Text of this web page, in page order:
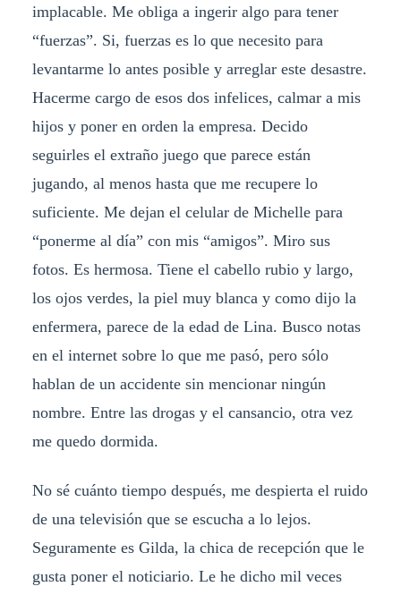
implacable. Me obliga a ingerir algo para tener
“fuerzas”. Si, fuerzas es lo que necesito para
levantarme lo antes posible y arreglar este desastre.
Hacerme cargo de esos dos infelices, calmar a mis
hijos y poner en orden la empresa. Decido
seguirles el extraño juego que parece están
jugando, al menos hasta que me recupere lo
suficiente. Me dejan el celular de Michelle para
“ponerme al día” con mis “amigos”. Miro sus
fotos. Es hermosa. Tiene el cabello rubio y largo,
los ojos verdes, la piel muy blanca y como dijo la
enfermera, parece de la edad de Lina. Busco notas
en el internet sobre lo que me pasó, pero sólo
hablan de un accidente sin mencionar ningún
nombre. Entre las drogas y el cansancio, otra vez
me quedo dormida.
No sé cuánto tiempo después, me despierta el ruido
de una televisión que se escucha a lo lejos.
Seguramente es Gilda, la chica de recepción que le
gusta poner el noticiario. Le he dicho mil veces